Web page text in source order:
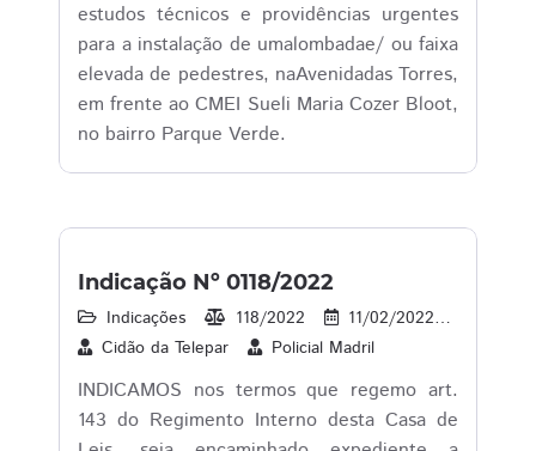
estudos técnicos e providências urgentes
para a instalação de umalombadae/ ou faixa
elevada de pedestres, naAvenidadas Torres,
em frente ao CMEI Sueli Maria Cozer Bloot,
no bairro Parque Verde.
Indicação Nº 0118/2022
Indicações 118/2022 11/02/2022
Cidão da Telepar
Policial Madril
INDICAMOS nos termos que regemo art.
143 do Regimento Interno desta Casa de